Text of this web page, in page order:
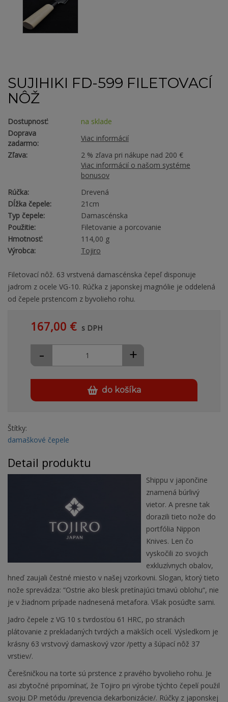
SUJIHIKI FD-599 FILETOVACÍ
NÔŽ
Dostupnosť:
na sklade
Doprava
zadarmo:
Viac informácií
Zľava:
2 % zľava pri nákupe nad 200 €
Viac informácií o našom systéme
bonusov
Rúčka:
Drevená
Dĺžka čepele:
21cm
Typ čepele:
Damascénska
Použitie:
Filetovanie a porcovanie
Hmotnosť:
114,00 g
Výrobca:
Tojiro
Filetovací nôž. 63 vrstvená damascénska čepeľ disponuje
jadrom z ocele VG-10. Rúčka z japonskej magnólie je oddelená
od čepele prstencom z byvolieho rohu.
167,00 € s DPH
+
-
do košíka
Štítky:
damaškové čepele
Detail produktu
Shippu v japončine
znamená búrlivý
vietor. A presne tak
dorazili tieto nože do
portfólia Nippon
Knives. Len čo
vyskočili zo svojich
exkluzívnych obalov,
hneď zaujali čestné miesto v našej vzorkovni. Slogan, ktorý tieto
nože sprevádza: “Ostrie ako blesk pretínajúci tmavú oblohu“, nie
je v žiadnom prípade nadnesená metafora. Však posúďte sami.
Jadro čepele z VG 10 s tvrdosťou 61 HRC, po stranách
plátovanie z prekladaných tvrdých a mäkších ocelí. Výsledkom je
krásny 63 vrstvový damaskový vzor /petty a šúpací nôž 37
vrstiev/.
Čerešničkou na torte sú prstence z pravého byvolieho rohu. Je
asi zbytočné pripomínať, že Tojiro pri výrobe týchto čepelí použil
svoju DP metódu /prevencia dekarbonizácie/. Rúčky z japonskej